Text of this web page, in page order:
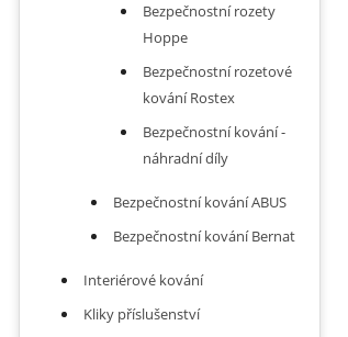
Bezpečnostní rozety
Hoppe
Bezpečnostní rozetové
kování Rostex
Bezpečnostní kování -
náhradní díly
Bezpečnostní kování ABUS
Bezpečnostní kování Bernat
Interiérové kování
Kliky příslušenství